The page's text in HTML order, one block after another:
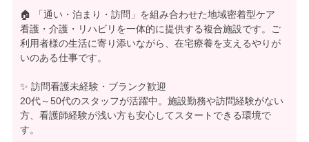
🏠 「通い・泊まり・訪問」を組み合わせた地域密着型ケア
看護・介護・リハビリを一体的に提供する複合施設です。ご
利用者様の生活に寄り添いながら、在宅療養を支えるやりが
いのある仕事です。
✨ 訪問看護未経験・ブランク歓迎
20代～50代のスタッフが活躍中。施設勤務や訪問経験がない
方、看護師経験が浅い方も安心してスタートできる環境で
す。